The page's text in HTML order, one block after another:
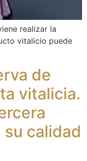
realizar la
vitalicio puede
de
vitalicia.
calidad